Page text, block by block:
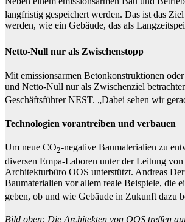
langfristig gespeichert werden. Das ist das
werden, wie ein Gebäude, das als
Netto-Null nur als Zwischenstopp
Mit emissionsarmen Betonkonstruktionen
und Netto-Null nur als Zwischenziel
Geschäftsführer NEST. „Dabei sehen wir
Technologien vorantreiben und verbauen
Um neue CO2-negative Baumaterialien zu
diversen Empa-Laboren unter der Leitung
Architekturbüro OOS unterstützt. Andreas
Baumaterialien vor allem reale Beispiele, die
geben, ob und wie Gebäude in Zukunft dazu
Bild oben: Die Architekten von OOS treffen